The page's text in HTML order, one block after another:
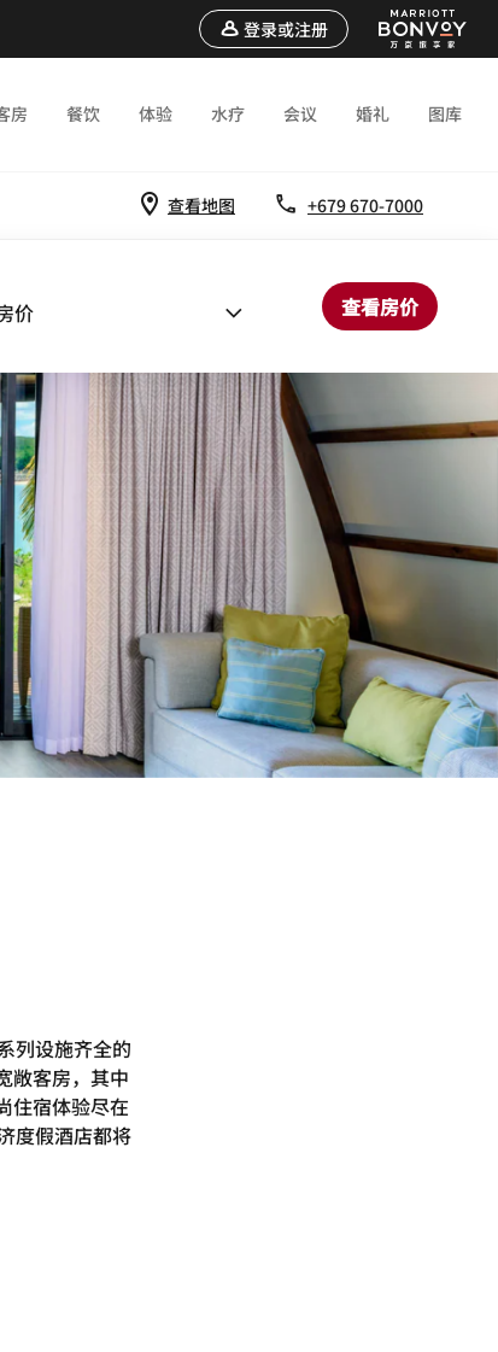
登录或注册
房 餐饮 体验 水疗 会议 婚礼 图库
查看地图 +679 670-7000
价 查看房价
列设施齐全的
敞客房，其中
住宿体验尽在
度假酒店都将